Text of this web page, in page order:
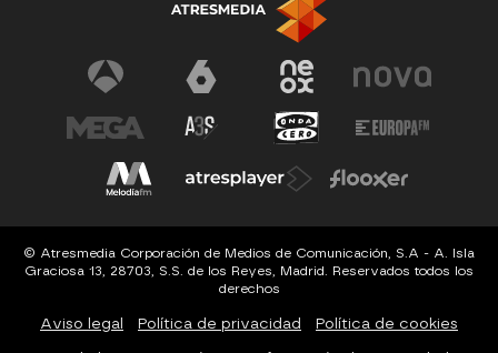
© Atresmedia Corporación de Medios de Comunicación, S.A - A. Isla
Graciosa 13, 28703, S.S. de los Reyes, Madrid. Reservados todos los
derechos
Aviso legal Política de privacidad Política de cookies